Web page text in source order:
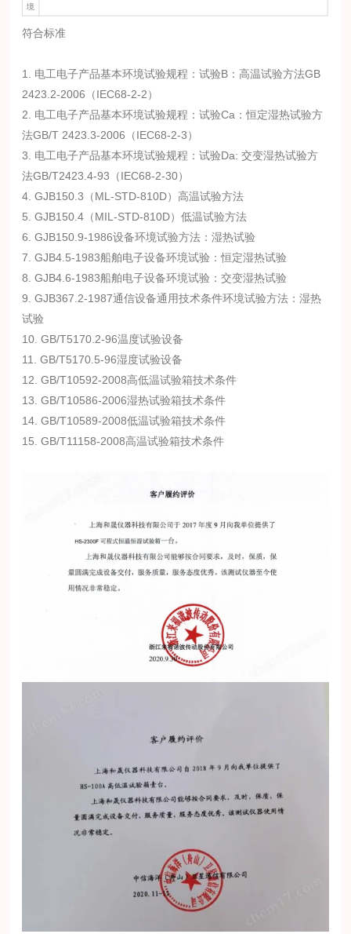
境
符合标准
1. 电工电子产品基本环境试验规程：试验B：高温试验方法GB
2423.2-2006（IEC68-2-2）
2. 电工电子产品基本环境试验规程：试验Ca：恒定湿热试验方
法GB/T 2423.3-2006（IEC68-2-3）
3. 电工电子产品基本环境试验规程：试验Da: 交变湿热试验方
法GB/T2423.4-93（IEC68-2-30）
4. GJB150.3（ML-STD-810D）高温试验方法
5. GJB150.4（MIL-STD-810D）低温试验方法
6. GJB150.9-1986设备环境试验方法：湿热试验
7. GJB4.5-1983船舶电子设备环境试验：恒定湿热试验
8. GJB4.6-1983船舶电子设备环境试验：交变湿热试验
9. GJB367.2-1987通信设备通用技术条件环境试验方法：湿热
试验
10. GB/T5170.2-96温度试验设备
11. GB/T5170.5-96湿度试验设备
12. GB/T10592-2008高低温试验箱技术条件
13. GB/T10586-2006湿热试验箱技术条件
14. GB/T10589-2008低温试验箱技术条件
15. GB/T11158-2008高温试验箱技术条件